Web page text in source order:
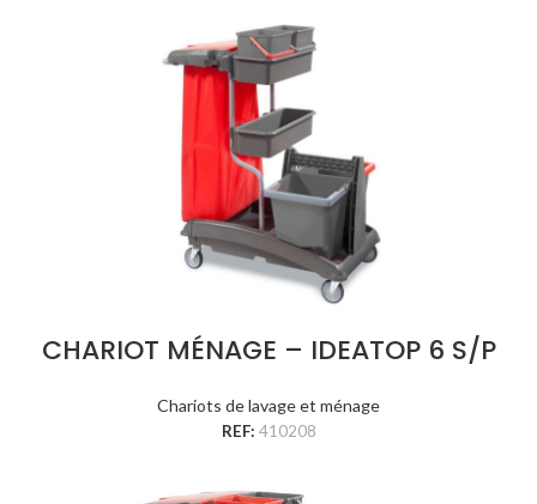
CHARIOT MÉNAGE – IDEATOP 6 S/P
Chariots de lavage et ménage
REF: 410208